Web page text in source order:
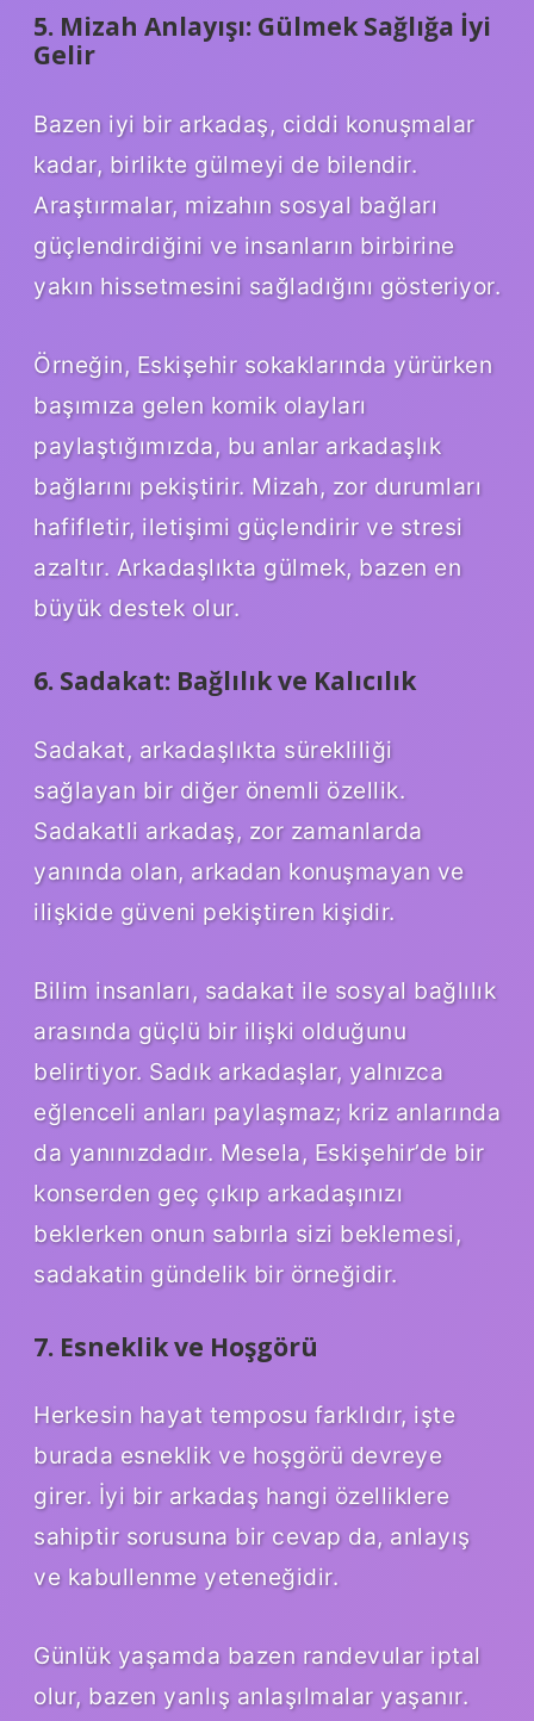
5. Mizah Anlayışı: Gülmek Sağlığa İyi
Gelir
Bazen iyi bir arkadaş, ciddi konuşmalar
kadar, birlikte gülmeyi de bilendir.
Araştırmalar, mizahın sosyal bağları
güçlendirdiğini ve insanların birbirine
yakın hissetmesini sağladığını gösteriyor.
Örneğin, Eskişehir sokaklarında yürürken
başımıza gelen komik olayları
paylaştığımızda, bu anlar arkadaşlık
bağlarını pekiştirir. Mizah, zor durumları
hafifletir, iletişimi güçlendirir ve stresi
azaltır. Arkadaşlıkta gülmek, bazen en
büyük destek olur.
6. Sadakat: Bağlılık ve Kalıcılık
Sadakat, arkadaşlıkta sürekliliği
sağlayan bir diğer önemli özellik.
Sadakatli arkadaş, zor zamanlarda
yanında olan, arkadan konuşmayan ve
ilişkide güveni pekiştiren kişidir.
Bilim insanları, sadakat ile sosyal bağlılık
arasında güçlü bir ilişki olduğunu
belirtiyor. Sadık arkadaşlar, yalnızca
eğlenceli anları paylaşmaz; kriz anlarında
da yanınızdadır. Mesela, Eskişehir’de bir
konserden geç çıkıp arkadaşınızı
beklerken onun sabırla sizi beklemesi,
sadakatin gündelik bir örneğidir.
7. Esneklik ve Hoşgörü
Herkesin hayat temposu farklıdır, işte
burada esneklik ve hoşgörü devreye
girer. İyi bir arkadaş hangi özelliklere
sahiptir sorusuna bir cevap da, anlayış
ve kabullenme yeteneğidir.
Günlük yaşamda bazen randevular iptal
olur, bazen yanlış anlaşılmalar yaşanır.